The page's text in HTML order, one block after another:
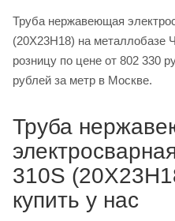
Труба нержавеющая
(20Х23Н18) на металлобазе
розницу по цене от 802 330 рублей
рублей за метр в Москве.
Труба
310S
купить у нас